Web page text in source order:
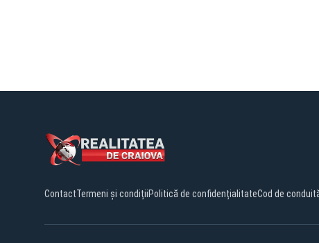
ContactTermeni și condițiiPolitică de confidențialitateCod de